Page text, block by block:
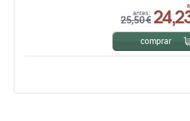
antes:
25,50 €
comprar